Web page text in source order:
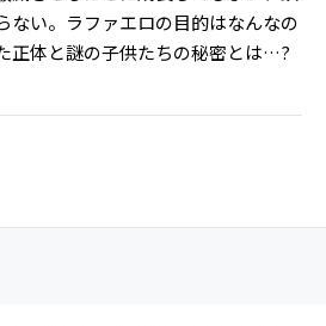
ない。ラファエロの目的はなんなの
正体と謎の子供たちの秘密とは…?